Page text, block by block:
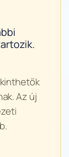
Az új